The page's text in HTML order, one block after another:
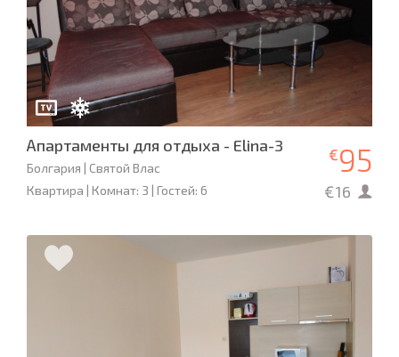
Апартаменты для отдыха - Elina-3
Болгария | Святой Влас
Квартира | Комнат: 3 | Гостей: 6
€95
€16